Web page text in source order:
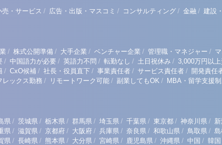
・サービス / 広告・出版・マスコミ / コンサルティング / 金融 / 建設
/ 株式公開準備 / 大手企業 / ベンチャー企業 / 管理職・マネジャー /
/ 中国語力が必要 / 英語力不問 / 転勤なし / 土日祝休み / 3,000万円以
/ CxO候補 / 社長・役員直下 / 事業責任者 / サービス責任者 / 開発責任
レックス勤務 / リモートワーク可能 / 副業してもOK / MBA・留学支援
県 / 茨城県 / 栃木県 / 群馬県 / 埼玉県 / 千葉県 / 東京都 / 神奈川県 /
県/ 滋賀県 / 京都府 / 大阪府 / 兵庫県 / 奈良県 / 和歌山県 / 鳥取県 /
県 / 長崎県 / 熊本県 / 大分県 / 宮崎県 / 鹿児島県 / 沖縄県 / 中国 / 韓国